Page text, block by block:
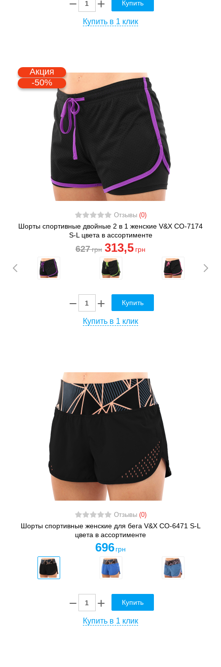
Купить
Купить в 1 клик
Акция
-50%
Отзывы (0)
Шорты спортивные двойные 2 в 1 женские V&X CO-7174
S-L цвета в ассортименте
627грн 313,5 грн
Купить
Купить в 1 клик
Отзывы (0)
Шорты спортивные женские для бега V&X CO-6471 S-L
цвета в ассортименте
696 грн
Купить
Купить в 1 клик